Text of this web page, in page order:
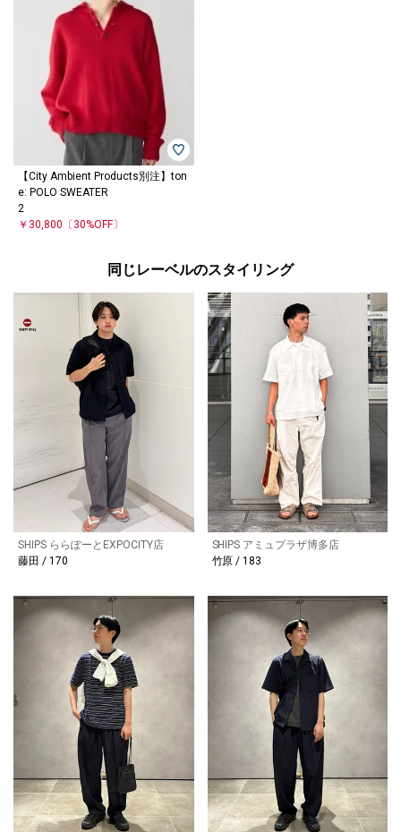
【City Ambient Products別注】ton
e: POLO SWEATER
2
￥30,800 〔30%OFF〕
同じレーベルのスタイリング
SHIPS ららぽーとEXPOCITY店
藤田 / 170
SHIPS アミュプラザ博多店
竹原 / 183